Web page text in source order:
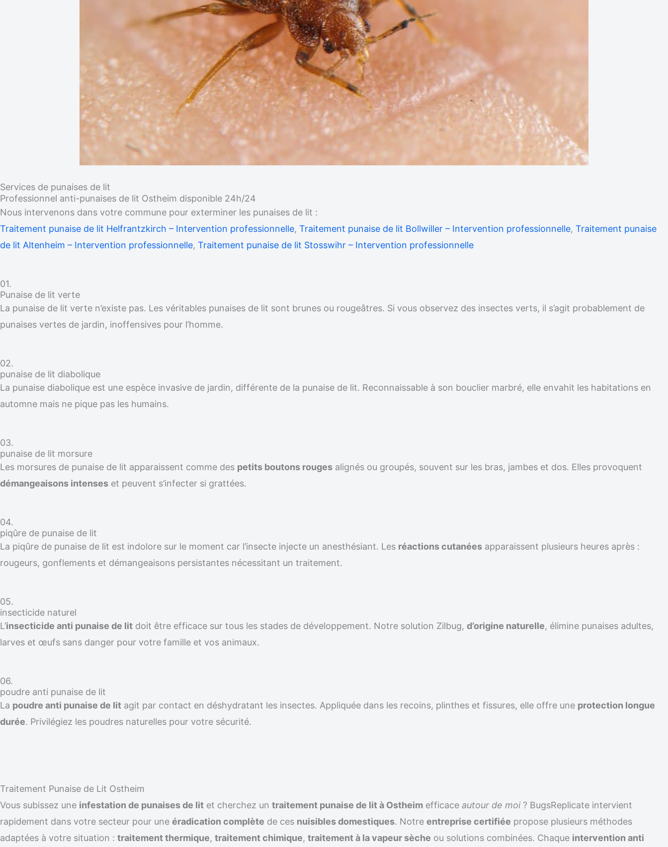
Services de punaises de lit
Professionnel anti-punaises de lit Ostheim disponible 24h/24
Nous intervenons dans votre commune pour exterminer les punaises de lit :
Traitement punaise de lit Helfrantzkirch – Intervention professionnelle, Traitement punaise de lit Bollwiller – Intervention professionnelle, Traitement punaise
de lit Altenheim – Intervention professionnelle, Traitement punaise de lit Stosswihr – Intervention professionnelle
01.
Punaise de lit verte
La punaise de lit verte n’existe pas. Les véritables punaises de lit sont brunes ou rougeâtres. Si vous observez des insectes verts, il s’agit probablement de
punaises vertes de jardin, inoffensives pour l’homme.
02.
punaise de lit diabolique
La punaise diabolique est une espèce invasive de jardin, différente de la punaise de lit. Reconnaissable à son bouclier marbré, elle envahit les habitations en
automne mais ne pique pas les humains.
03.
punaise de lit morsure
Les morsures de punaise de lit apparaissent comme des petits boutons rouges alignés ou groupés, souvent sur les bras, jambes et dos. Elles provoquent
démangeaisons intenses et peuvent s’infecter si grattées.
04.
piqûre de punaise de lit
La piqûre de punaise de lit est indolore sur le moment car l’insecte injecte un anesthésiant. Les réactions cutanées apparaissent plusieurs heures après :
rougeurs, gonflements et démangeaisons persistantes nécessitant un traitement.
05.
insecticide naturel
L’insecticide anti punaise de lit doit être efficace sur tous les stades de développement. Notre solution Zilbug, d’origine naturelle, élimine punaises adultes,
larves et œufs sans danger pour votre famille et vos animaux.
06.
poudre anti punaise de lit
La poudre anti punaise de lit agit par contact en déshydratant les insectes. Appliquée dans les recoins, plinthes et fissures, elle offre une protection longue
durée. Privilégiez les poudres naturelles pour votre sécurité.
Traitement Punaise de Lit Ostheim
Vous subissez une infestation de punaises de lit et cherchez un traitement punaise de lit à Ostheim efficace autour de moi? BugsReplicate intervient
rapidement dans votre secteur pour une éradication complète de ces nuisibles domestiques. Notre entreprise certifiée propose plusieurs méthodes
adaptées à votre situation : traitement thermique, traitement chimique, traitement à la vapeur sèche ou solutions combinées. Chaque intervention anti